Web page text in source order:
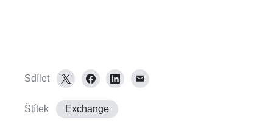
Sdílet
Štítek Exchange